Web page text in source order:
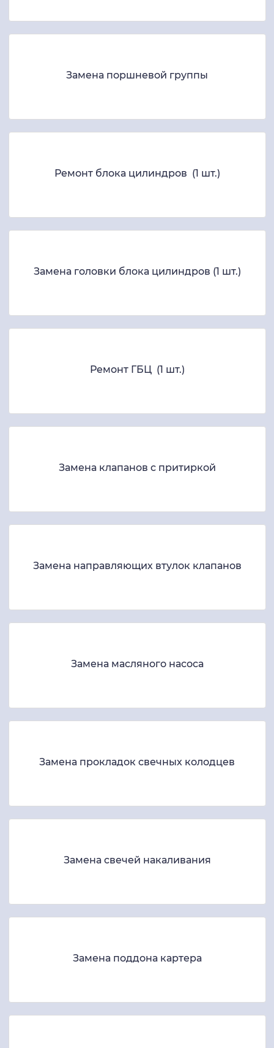
Замена поршневой группы
Ремонт блока цилиндров (1 шт.)
Замена головки блока цилиндров (1 шт.)
Ремонт ГБЦ (1 шт.)
Замена клапанов с притиркой
Замена направляющих втулок клапанов
Замена масляного насоса
Замена прокладок свечных колодцев
Замена свечей накаливания
Замена поддона картера